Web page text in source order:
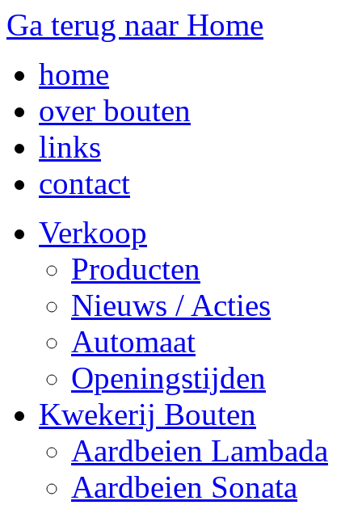
Ga terug naar Home
home
over bouten
links
contact
Verkoop
Producten
Nieuws / Acties
Automaat
Openingstijden
Kwekerij Bouten
Aardbeien Lambada
Aardbeien Sonata